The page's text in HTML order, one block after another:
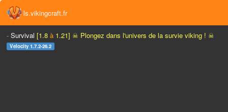
ls.vikingcraft.fr
- Survival [1.8 à 1.21] ☠ Plongez dans l'univers de la survie viking ! ☠
Velocity 1.7.2-26.2